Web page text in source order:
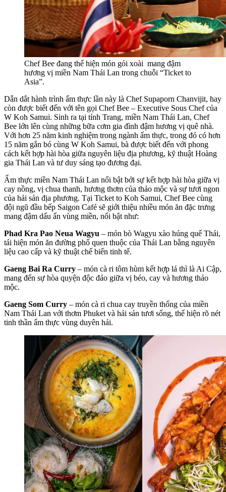
Chef Bee đang thể hiện món gỏi xoài mang đậm
hương vị miền Nam Thái Lan trong chuỗi “Ticket to
Asia”.
Dẫn dắt hành trình ẩm thực lần này là Chef Supaporn Chanvijit, hay
còn được biết đến với tên gọi Chef Bee – Executive Sous Chef của
W Koh Samui. Sinh ra tại tỉnh Trang, miền Nam Thái Lan, Chef
Bee lớn lên cùng những bữa cơm gia đình đậm hương vị quê nhà.
Với hơn 25 năm kinh nghiệm trong ngành ẩm thực, trong đó có hơn
15 năm gắn bó cùng W Koh Samui, bà được biết đến với phong
cách kết hợp hài hòa giữa nguyên liệu địa phương, kỹ thuật Hoàng
gia Thái Lan và tư duy sáng tạo đương đại.
Ẩm thực miền Nam Thái Lan nổi bật bởi sự kết hợp hài hòa giữa vị
cay nồng, vị chua thanh, hương thơm của thảo mộc và sự tươi ngon
của hải sản địa phương. Tại Ticket to Koh Samui, Chef Bee cùng
đội ngũ đầu bếp Saigon Café sẽ giới thiệu nhiều món ăn đặc trưng
mang đậm dấu ấn vùng miền, nổi bật như:
Phad Kra Pao Neua Wagyu – món bò Wagyu xào húng quế Thái,
tái hiện món ăn đường phố quen thuộc của Thái Lan bằng nguyên
liệu cao cấp và kỹ thuật chế biến tinh tế.
Gaeng Bai Ra Curry – món cà ri tôm hùm kết hợp lá thì là Ai Cập,
mang đến sự hòa quyện độc đáo giữa vị béo, cay và hương thảo
mộc.
Gaeng Som Curry – món cà ri chua cay truyền thống của miền
Nam Thái Lan với thơm Phuket và hải sản tươi sống, thể hiện rõ nét
tinh thần ẩm thực vùng duyên hải.